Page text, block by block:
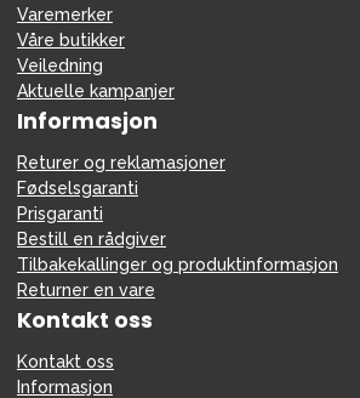
Varemerker
Våre butikker
Veiledning
Aktuelle kampanjer
Informasjon
Returer og reklamasjoner
Fødselsgaranti
Prisgaranti
Bestill en rådgiver
Tilbakekallinger og produktinformasjon
Returner en vare
Kontakt oss
Kontakt oss
Informasjon
Sol og bading
Kontakt oss på